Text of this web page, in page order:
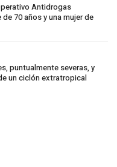
Antidrogas
70 años y una mujer de
puntualmente severas, y
un ciclón extratropical